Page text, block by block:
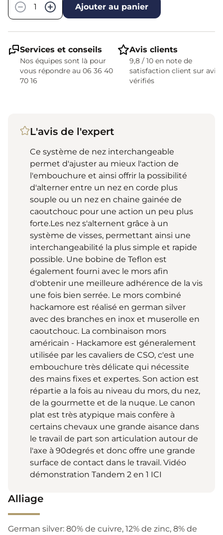
−
+ Ajouter au panier
Services et conseils
Nos équipes sont là pour
vous répondre au 06 36 40
70 16
Avis clients
9,8 / 10 en note de
satisfaction client sur avis
vérifiés
L'avis de l'expert
Ce système de nez interchangeable
permet d'ajuster au mieux l'action de
l'embouchure et ainsi offrir la possibilité
d'alterner entre un nez en corde plus
souple ou un nez en chaine gainée de
caoutchouc pour une action un peu plus
forte.Les nez s'alternent grâce à un
système de visses, permettant ainsi une
interchangeabilité la plus simple et rapide
possible. Une bobine de Teflon est
également fourni avec le mors afin
d'obtenir une meilleure adhérence de la vis
une fois bien serrée. Le mors combiné
hackamore est réalisé en german silver
avec des branches en inox et muserolle en
caoutchouc. La combinaison mors
américain - Hackamore est géneralement
utilisée par les cavaliers de CSO, c'est une
embouchure très délicate qui nécessite
des mains fixes et expertes. Son action est
répartie a la fois au niveau du mors, du nez,
de la gourmette et de la nuque. Le canon
plat est très atypique mais confère à
certains chevaux une grande aisance dans
le travail de part son articulation autour de
l'axe à 90degrés et donc offre une grande
surface de contact dans le travail. Vidéo
démonstration Tandem 2 en 1 ICI
Alliage
German silver: 80% de cuivre, 12% de zinc, 8% de